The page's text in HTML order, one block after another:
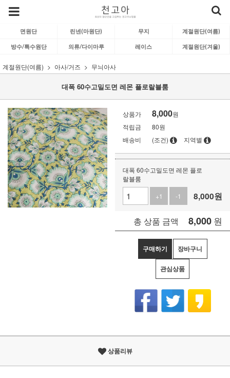
면원단 린넨(마원단) 무지 계절원단(여름)
방수/특수원단 의류/다이마루 레이스 계절원단(겨울)
계절원단(여름) 아사/거즈 무늬아사
대폭 60수고밀도면 레몬 플로랄블룸
상품가 8,000원
적립금
80원
배송비
(조건) 지역별
대폭 60수고밀도면 레몬 플로
랄블룸
+1
-1 8,000원
총 상품 금액 8,000 원
구매하기 장바구니
관심상품
상품리뷰